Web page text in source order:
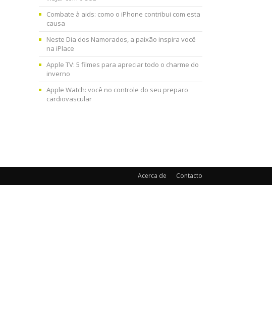
Combate à aids: como o iPhone contribui com esta
causa
Neste Dia dos Namorados, a paixão inspira você
na iPlace
Apple TV: 5 filmes para apreciar todo o charme do
inverno
Apple Watch: você no controle do seu preparo
cardiovascular
Acerca de Contacto